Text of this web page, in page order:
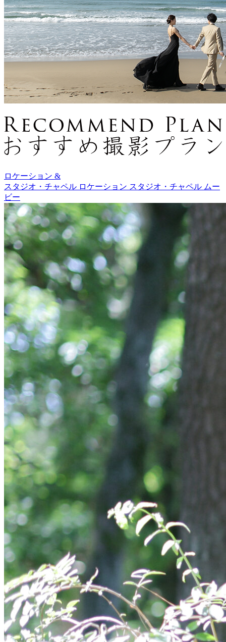
ロケーション &
スタジオ・チャペル ロケーション スタジオ・チャペル ムー
ビー